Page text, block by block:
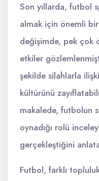
Son yıllarda, futbol
almak için önemli bir
değişimde, pek çok
etkiler
şekilde silahlarla
kültürünü
makalede, futbolun
oynadığı rolü
gerçekleştiğini
Futbol, farklı